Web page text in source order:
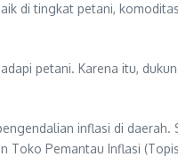
di tingkat petani,
petani. Karena itu,
inflasi di daerah.
Pemantau Inflasi